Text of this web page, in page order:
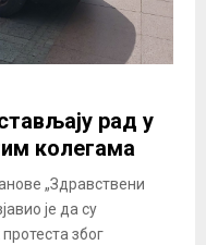
рад у
колегама
„Здравствени
је да су
због